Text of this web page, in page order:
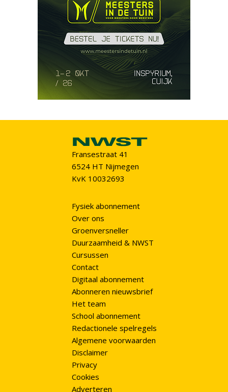
Fransestraat 41
6524 HT Nijmegen
KvK 10032693
Fysiek abonnement
Over ons
Groenversneller
Duurzaamheid & NWST
Cursussen
Contact
Digitaal abonnement
Abonneren nieuwsbrief
Het team
School abonnement
Redactionele spelregels
Algemene voorwaarden
Disclaimer
Privacy
Cookies
Adverteren